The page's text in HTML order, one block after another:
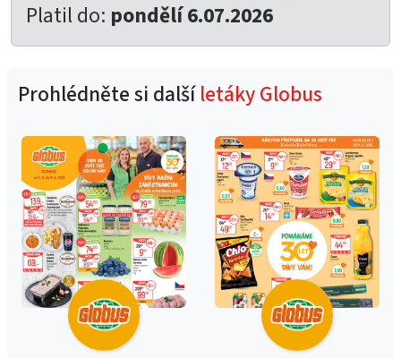
Platil do: pondělí 6.07.2026
Prohlédněte si dalšíletáky Globus